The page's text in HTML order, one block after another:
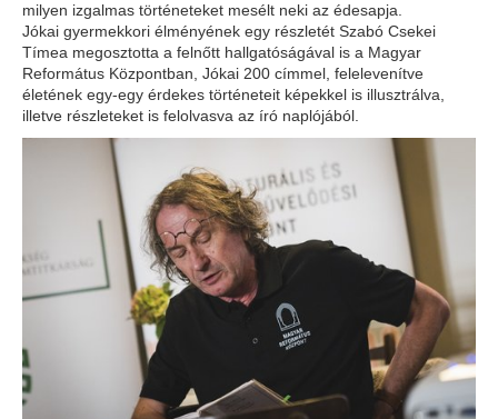
milyen izgalmas történeteket mesélt neki az édesapja.
Jókai gyermekkori élményének egy részletét Szabó Csekei
Tímea megosztotta a felnőtt hallgatóságával is a Magyar
Református Központban, Jókai 200 címmel, felelevenítve
életének egy-egy érdekes történeteit képekkel is illusztrálva,
illetve részleteket is felolvasva az író naplójából.